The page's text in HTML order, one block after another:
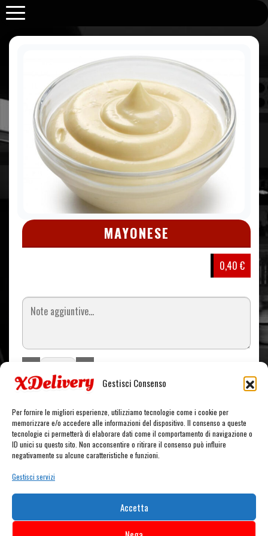
Gestisci Consenso
Per fornire le migliori esperienze, utilizziamo tecnologie come i cookie per
memorizzare e/o accedere alle informazioni del dispositivo. Il consenso a queste
tecnologie ci permetterà di elaborare dati come il comportamento di navigazione o
ID unici su questo sito. Non acconsentire o ritirare il consenso può influire
negativamente su alcune caratteristiche e funzioni.
Gestisci servizi
Accetta
Purabrace
MAYONESE
0,40 €
Aggiungi al carrello
CARRELLO
Nessun prodotto nel carrello.